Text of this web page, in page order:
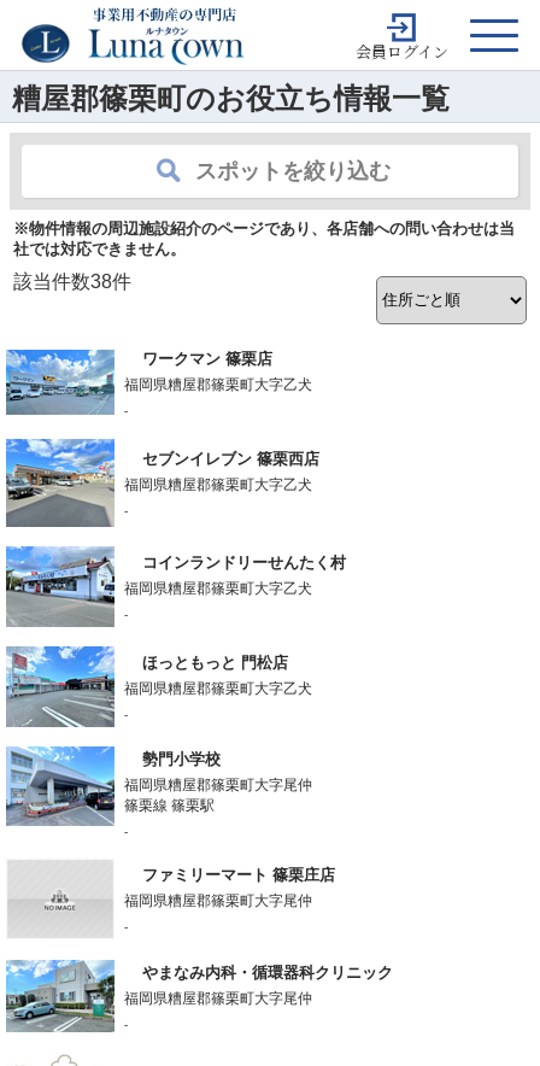
会員ログイン
糟屋郡篠栗町のお役立ち情報一覧
スポットを絞り込む
※物件情報の周辺施設紹介のページであり、各店舗への問い合わせは当
社では対応できません。
該当件数38件
ワークマン 篠栗店
福岡県糟屋郡篠栗町大字乙犬
-
セブンイレブン 篠栗西店
福岡県糟屋郡篠栗町大字乙犬
-
コインランドリーせんたく村
福岡県糟屋郡篠栗町大字乙犬
-
ほっともっと 門松店
福岡県糟屋郡篠栗町大字乙犬
-
勢門小学校
福岡県糟屋郡篠栗町大字尾仲
篠栗線 篠栗駅
-
ファミリーマート 篠栗庄店
福岡県糟屋郡篠栗町大字尾仲
-
やまなみ内科・循環器科クリニック
福岡県糟屋郡篠栗町大字尾仲
-